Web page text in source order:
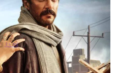
أسماء أبطال مسلسل حق عرب رمضان 2024.. طاقم العمل